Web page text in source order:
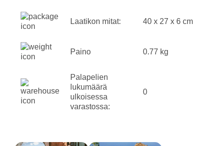
Laatikon mitat: 40 x 27 x 6 cm
Paino 0.77 kg
Palapelien
lukumäärä
ulkoisessa
varastossa:
0